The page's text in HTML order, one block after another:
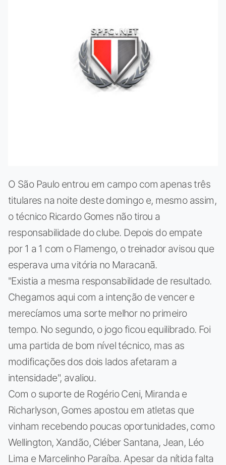
O São Paulo entrou em campo com apenas três
titulares na noite deste domingo e, mesmo assim,
o técnico Ricardo Gomes não tirou a
responsabilidade do clube. Depois do empate
por 1 a 1 com o Flamengo, o treinador avisou que
esperava uma vitória no Maracanã.
"Existia a mesma responsabilidade de resultado.
Chegamos aqui com a intenção de vencer e
merecíamos uma sorte melhor no primeiro
tempo. No segundo, o jogo ficou equilibrado. Foi
uma partida de bom nível técnico, mas as
modificações dos dois lados afetaram a
intensidade", avaliou.
Com o suporte de Rogério Ceni, Miranda e
Richarlyson, Gomes apostou em atletas que
vinham recebendo poucas oportunidades, como
Wellington, Xandão, Cléber Santana, Jean, Léo
Lima e Marcelinho Paraíba. Apesar da nítida falta